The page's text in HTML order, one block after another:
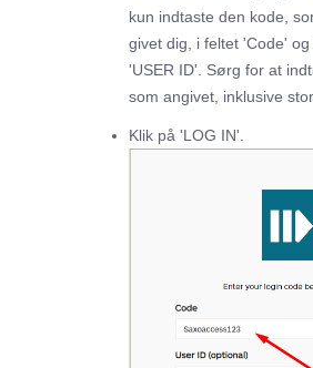
kun indtaste den kode,
givet dig, i feltet 'Code'
'USER ID'. Sørg for at
som angivet, inklusive
Klik på 'LOG IN'.